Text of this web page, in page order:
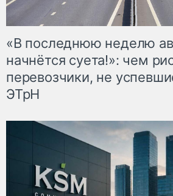
«В последнюю неделю
начнётся суета!»: чем
перевозчики, не
ЭТрН